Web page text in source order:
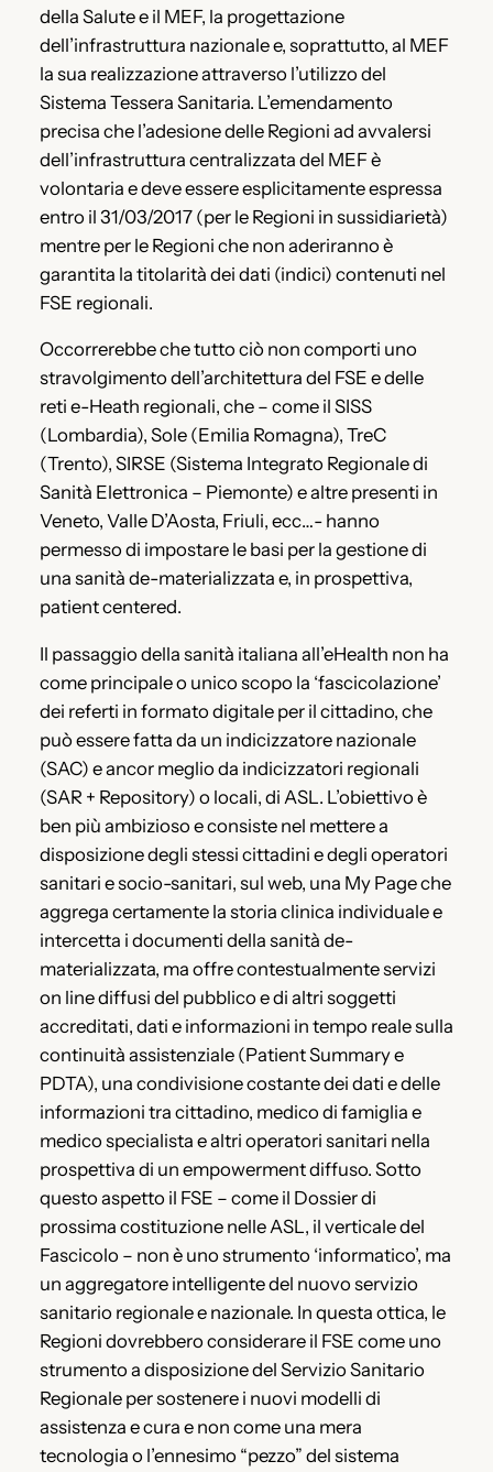
della Salute e il MEF, la progettazione
dell’infrastruttura nazionale e, soprattutto, al MEF
la sua realizzazione attraverso l’utilizzo del
Sistema Tessera Sanitaria. L’emendamento
precisa che l’adesione delle Regioni ad avvalersi
dell’infrastruttura centralizzata del MEF è
volontaria e deve essere esplicitamente espressa
entro il 31/03/2017 (per le Regioni in sussidiarietà)
mentre per le Regioni che non aderiranno è
garantita la titolarità dei dati (indici) contenuti nel
FSE regionali.
Occorrerebbe che tutto ciò non comporti uno
stravolgimento dell’architettura del FSE e delle
reti e-Heath regionali, che – come il SISS
(Lombardia), Sole (Emilia Romagna), TreC
(Trento), SIRSE (Sistema Integrato Regionale di
Sanità Elettronica – Piemonte) e altre presenti in
Veneto, Valle D’Aosta, Friuli, ecc…- hanno
permesso di impostare le basi per la gestione di
una sanità de-materializzata e, in prospettiva,
patient centered.
Il passaggio della sanità italiana all’eHealth non ha
come principale o unico scopo la ‘fascicolazione’
dei referti in formato digitale per il cittadino, che
può essere fatta da un indicizzatore nazionale
(SAC) e ancor meglio da indicizzatori regionali
(SAR + Repository) o locali, di ASL. L’obiettivo è
ben più ambizioso e consiste nel mettere a
disposizione degli stessi cittadini e degli operatori
sanitari e socio-sanitari, sul web, una My Page che
aggrega certamente la storia clinica individuale e
intercetta i documenti della sanità de-
materializzata, ma offre contestualmente servizi
on line diffusi del pubblico e di altri soggetti
accreditati, dati e informazioni in tempo reale sulla
continuità assistenziale (Patient Summary e
PDTA), una condivisione costante dei dati e delle
informazioni tra cittadino, medico di famiglia e
medico specialista e altri operatori sanitari nella
prospettiva di un empowerment diffuso. Sotto
questo aspetto il FSE – come il Dossier di
prossima costituzione nelle ASL, il verticale del
Fascicolo – non è uno strumento ‘informatico’, ma
un aggregatore intelligente del nuovo servizio
sanitario regionale e nazionale. In questa ottica, le
Regioni dovrebbero considerare il FSE come uno
strumento a disposizione del Servizio Sanitario
Regionale per sostenere i nuovi modelli di
assistenza e cura e non come una mera
tecnologia o l’ennesimo “pezzo” del sistema